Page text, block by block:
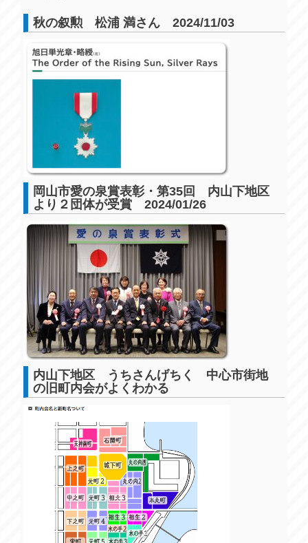
秋の叙勲 松浦 満さん 2024/11/03
岡山市愛の泉賞表彰・第35回 内山下地区
より２団体が受賞 2024/01/26
内山下地区 うちさんげちく 中心市街地
の旧町内会がよくわかる